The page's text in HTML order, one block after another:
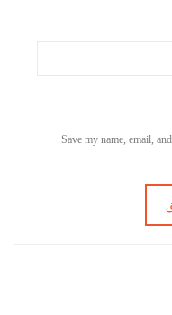
Save my name, email,